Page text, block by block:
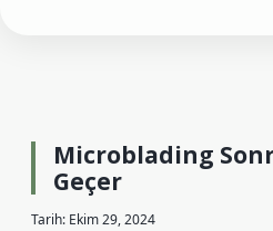
Microblading
Geçer
Tarih: Ekim 29, 2024